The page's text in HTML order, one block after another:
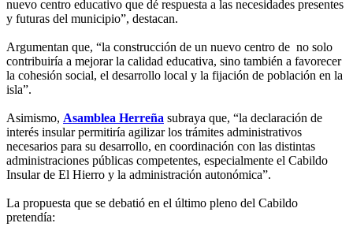
nuevo centro educativo que dé respuesta a las necesidades presentes
y futuras del municipio”, destacan.
Argumentan que, “la construcción de un nuevo centro de no solo
contribuiría a mejorar la calidad educativa, sino también a favorecer
la cohesión social, el desarrollo local y la fijación de población en la
isla”.
Asimismo, Asamblea Herreña subraya que, “la declaración de
interés insular permitiría agilizar los trámites administrativos
necesarios para su desarrollo, en coordinación con las distintas
administraciones públicas competentes, especialmente el Cabildo
Insular de El Hierro y la administración autonómica”.
La propuesta que se debatió en el último pleno del Cabildo
pretendía: